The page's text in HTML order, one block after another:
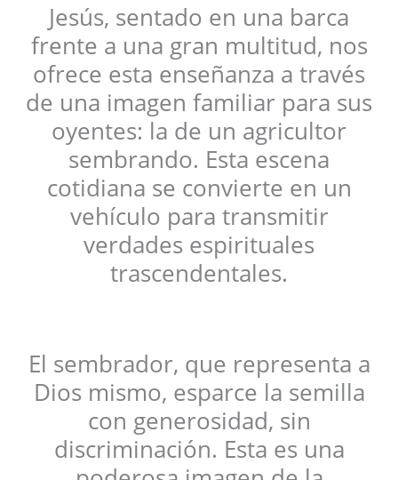
Jesús, sentado en una barca
frente a una gran multitud, nos
ofrece esta enseñanza a través
de una imagen familiar para sus
oyentes: la de un agricultor
sembrando. Esta escena
cotidiana se convierte en un
vehículo para transmitir
verdades espirituales
trascendentales.
El sembrador, que representa a
Dios mismo, esparce la semilla
con generosidad, sin
discriminación. Esta es una